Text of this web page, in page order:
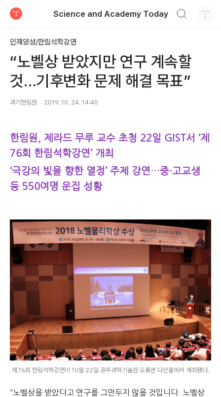
Science and Academy Today
인재양성/한림석학강연
“노벨상 받았지만 연구 계속할
것…기후변화 문제 해결 목표”
과기한림원 2019. 10. 24. 14:40
한림원, 제라드 무루 교수 초청 22일 GIST서 ‘제
76회 한림석학강연’ 개최
‘극강의 빛을 향한 열정’ 주제 강연…중·고교생
등 550여명 운집 성황
제76회 한림석학강연이 10월 22일 광주과학기술원 오룡관 다산홀에서 개최됐다.
“노벨상을 받았다고 연구를 그만두지 않을 것입니다. 노벨상